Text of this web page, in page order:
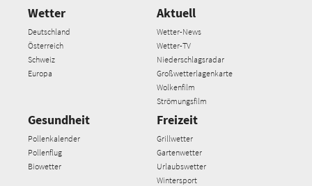
Wetter
Deutschland
Österreich
Schweiz
Europa
Aktuell
Wetter-News
Wetter-TV
Niederschlagsradar
Großwetterlagenkarte
Wolkenfilm
Strömungsfilm
Gesundheit
Pollenkalender
Pollenflug
Biowetter
Freizeit
Grillwetter
Gartenwetter
Urlaubswetter
Wintersport